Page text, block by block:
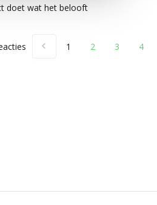
doet wat het belooft
1 2 3 4